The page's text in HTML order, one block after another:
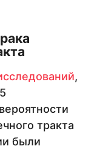
,
тракта
были